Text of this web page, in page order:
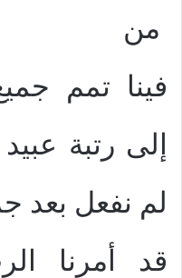
من
فينا تمم
إلى رتبة
لم نفعل بعد
قد أمرنا